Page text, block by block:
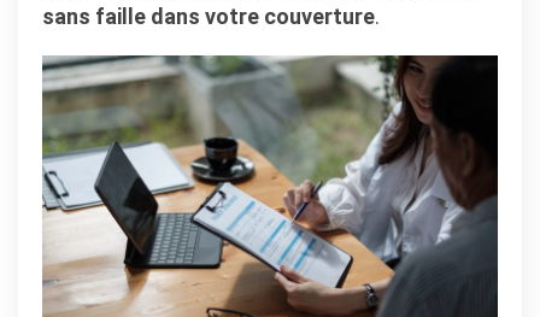
sans faille dans votre couverture.